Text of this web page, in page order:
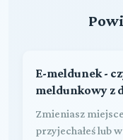
E-meldunek -
meldunkowy z
Zmieniasz
przyjechałeś lub